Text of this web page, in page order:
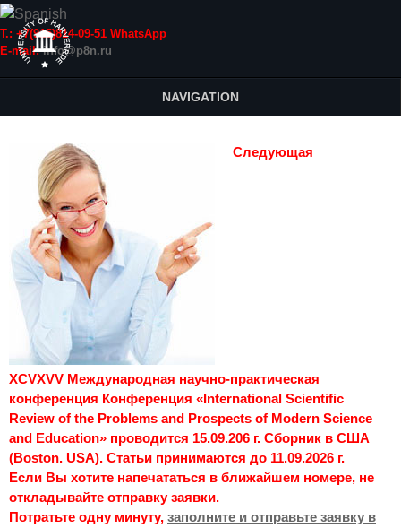
Т.: +7(915)814-09-51 WhatsApp
E-mail:info@p8n.ru
NAVIGATION
Следующая
XCVXVV Международная научно-практическая
конференция Конференция «International Scientific
Review of the Problems and Prospects of Modern Science
and Education» проводится 15.09.206 г. Сборник в США
(Boston. USA). Статьи принимаются до 11.09.2026 г.
Если Вы хотите напечататься в ближайшем номере, не
откладывайте отправку заявки.
Потратьте одну минуту, заполните и отправьте заявку в